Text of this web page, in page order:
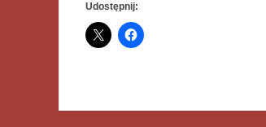
Udostępnij: